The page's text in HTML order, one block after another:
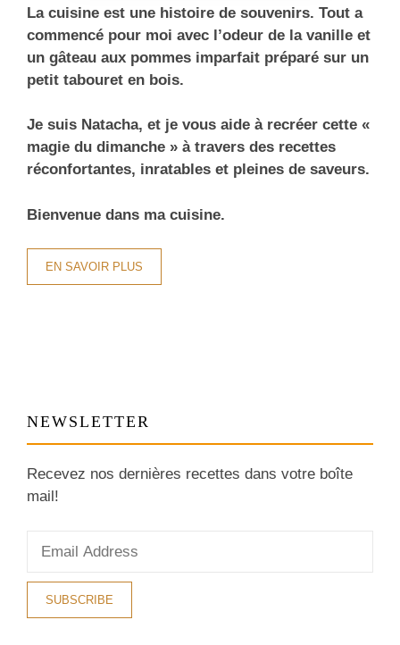
La cuisine est une histoire de souvenirs. Tout a
commencé pour moi avec l’odeur de la vanille et
un gâteau aux pommes imparfait préparé sur un
petit tabouret en bois.
Je suis Natacha, et je vous aide à recréer cette «
magie du dimanche » à travers des recettes
réconfortantes, inratables et pleines de saveurs.
Bienvenue dans ma cuisine.
EN SAVOIR PLUS
NEWSLETTER
Recevez nos dernières recettes dans votre boîte
mail!